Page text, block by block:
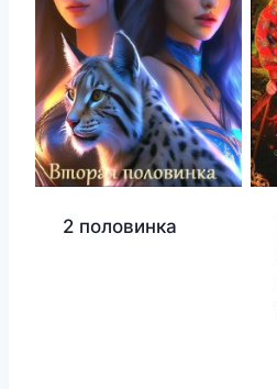
2 половинка